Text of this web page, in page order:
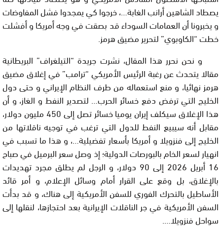
يصطاد الشاهين أرانب الغابة…، خرجوا كي يمجدوا فشل المفاوضات
و يخبرونا أن العمامات السوداء قد بصقت في وجه أمريكا و أفشلت
خطت “الكاوبوي” لتحرير مضيق هرمز.
و نحن نحرر هذا المقال، نشرت جريدة “التيلغراف” البريطانية
مقالا يتحدث عن رغبة الرئيس الأمريكي “ترامب” في إغلاق مضيق
هرمز نهائيا، و منع استعماله من طرف النظام الإيراني و حتى دول
الخليج التي ترفض دفع خسائر الحرب… لتصدير النفط و الغاز، و أن
هذا الإغلاق سيكلف إيران يوميا خسائر تصل إلى 450 مليون دولار،
مقابل أنه سيبيع النفط للدول التي ترغب في توجيه ناقلاتها من
الخليج إلى فنزويلا و أمريكا بأسعار تفضيلية…، و هذا ما تسبب في
انهيار لسعر الخام بالبورصات الدولية؛ إذ وصل سعر البرميل في صباح
16 أبريل 2026 إلى 90 دولار، و الرجل لم يطلق مجرد تهديدات
بالإغلاق، بل وقع على القرار أمام وسائل الإعلام، و أمر قائد
الأساطيل بالتحرك الفوري للسفن الأمريكية إلى هناك، و قد بدأت
السفن الأمريكية في جر الناقلات الإيرانية بعد احتجازها، لنقلها إلى
سواحل فنزويلا….